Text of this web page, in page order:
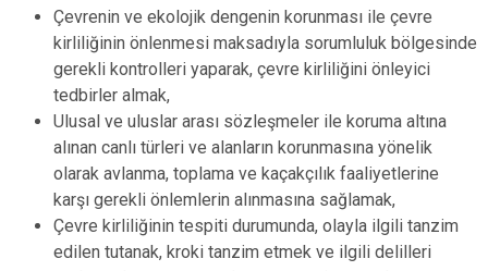
Çevrenin ve ekolojik dengenin korunması ile çevre
kirliliğinin önlenmesi maksadıyla sorumluluk bölgesinde
gerekli kontrolleri yaparak, çevre kirliliğini önleyici
tedbirler almak,
Ulusal ve uluslar arası sözleşmeler ile koruma altına
alınan canlı türleri ve alanların korunmasına yönelik
olarak avlanma, toplama ve kaçakçılık faaliyetlerine
karşı gerekli önlemlerin alınmasına sağlamak,
Çevre kirliliğinin tespiti durumunda, olayla ilgili tanzim
edilen tutanak, kroki tanzim etmek ve ilgili delilleri